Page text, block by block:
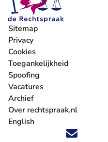
Volg ons op X (Twitter) - U
Volg ons op Facebook -
Volg ons op
Volg ons op
Volg ons op
'Blijf op de
Sitemap
Privacy
Cookies
Toegankelijkheid
Spoofing
Vacatures
- U verlaat Rechtspraak.nl
Archief
Over rechtspraak.nl
English